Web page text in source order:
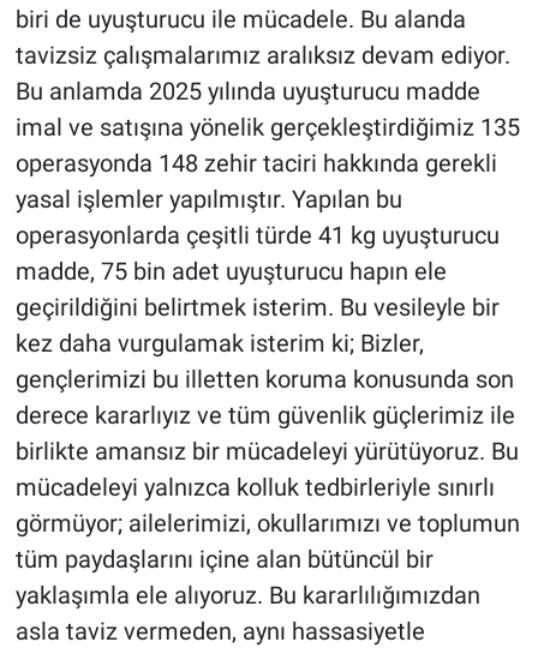
biri de uyuşturucu ile mücadele. Bu alanda
tavizsiz çalışmalarımız aralıksız devam ediyor.
Bu anlamda 2025 yılında uyuşturucu madde
imal ve satışına yönelik gerçekleştirdiğimiz 135
operasyonda 148 zehir taciri hakkında gerekli
yasal işlemler yapılmıştır. Yapılan bu
operasyonlarda çeşitli türde 41 kg uyuşturucu
madde, 75 bin adet uyuşturucu hapın ele
geçirildiğini belirtmek isterim. Bu vesileyle bir
kez daha vurgulamak isterim ki; Bizler,
gençlerimizi bu illetten koruma konusunda son
derece kararlıyız ve tüm güvenlik güçlerimiz ile
birlikte amansız bir mücadeleyi yürütüyoruz. Bu
mücadeleyi yalnızca kolluk tedbirleriyle sınırlı
görmüyor; ailelerimizi, okullarımızı ve toplumun
tüm paydaşlarını içine alan bütüncül bir
yaklaşımla ele alıyoruz. Bu kararlılığımızdan
asla taviz vermeden, aynı hassasiyetle